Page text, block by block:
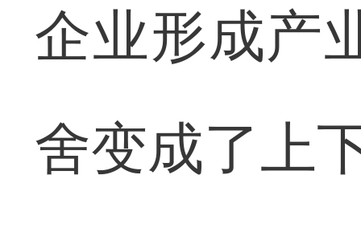
企业形成产
舍变成了上